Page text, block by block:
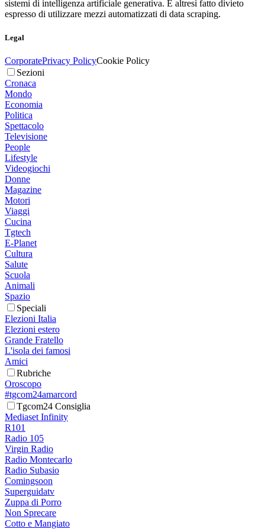
sistemi di intelligenza artificiale generativa. È altresì fatto divieto
espresso di utilizzare mezzi automatizzati di data scraping.
Legal
CorporatePrivacy PolicyCookie Policy
Sezioni
Cronaca
Mondo
Economia
Politica
Spettacolo
Televisione
People
Lifestyle
Videogiochi
Donne
Magazine
Motori
Viaggi
Cucina
Tgtech
E-Planet
Cultura
Salute
Scuola
Animali
Spazio
Speciali
Elezioni Italia
Elezioni estero
Grande Fratello
L'isola dei famosi
Amici
Rubriche
Oroscopo
#tgcom24amarcord
Tgcom24 Consiglia
Mediaset Infinity
R101
Radio 105
Virgin Radio
Radio Montecarlo
Radio Subasio
Comingsoon
Superguidatv
Zuppa di Porro
Non Sprecare
Cotto e Mangiato